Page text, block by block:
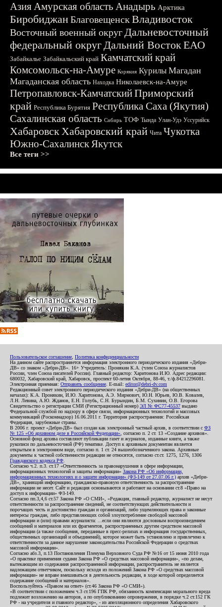
АзияАмурская область Анадырь Арктика
БиробиджанБлаговещенскВладивосток
Восточный военный округДальневосточный
федеральный округДальний ВостокЕАО
Забайкалье Забайкальский край Камчатский край
Комсомольск-на-Амуре Корякия Курилы Магадан
Магаданская область Находка Николаевск-на-Амуре
Петропавловск-КамчатскийПриморский
край Республика Бурятия Республика Саха (Якутия)
Сахалинская область Сибирь ТОФ Тында Улан-Удэ Уссурийск
ХабаровскХабаровский край Чита Чукотка
Южно-СахалинскЯкутск
Все теги >>
Пользовательское соглашение Политика конфиденциальности
На данном сайте распространяется информация электронного периодического издания «Дебри-
ДВ» со знаком «Дебри-ДВ». 16+ Учредитель: Пронякин К.А. (член Союза журналистов
России, член Союза писателей России). Главный редактор: Харитонова И.Ю. Адрес редакции:
680032, Хабаровский край, Хабаровск, проспект 60-летия Октября, 88-46, т./ф.84212296081.
Электронная приемная: Отправить сообщение . E-mail: editor@debri-dv.com
Редакционный совет электронного периодического издания «Дебри-ДВ» (на общественных
началах): К.А. Пронякин, И.Ю. Харитонова, А.Э. Мирмович, Ю.Н. Юрьев, Ю.В. Ковалев,
Л.Н. Левина, А.Ю. Жданов, Е.Н. Голубь, С.Н. Бурындин, Б.М. Сухинин, О.В. Егорова
Свидетельство о регистрации СМИ (Регистрационный номер) ЭЛ № ФС77-45537 выдано
Федеральной службой по надзору в сфере связи, информационных технологий и массовых
коммуникаций (Роскомнадзор) 16.06.2011 г. Территория распространения: Российская
Федерация, зарубежные страны.
В 2006 г. проект «Дебри-ДВ» был создан как электронный частный архив, в соответствии с ФЗ
№ 125 «Об архивном деле в Российской Федерации» , согласно п. 2 ст. 13 «Создание архивов».
Основной фонд архива составляют публикации газет и журналов, изданные книги, а также
рукописи по дальневосточной (РФ) тематике. Доступ к архивным документам является
открытым в электронном виде, согласно п. 1 ст. 24 вышеобозначенного закона. Архивные
документы к частной собственности редакции не относятся, согласно ст.ст. 1275, 1276, 1306
Гражданского кодекса РФ
Согласно ч.2. п.3. ст.17 «Ответственность за правонарушения в сфере информации,
информационных технологий и защиты информации» Закона РФ «Об информации,
информационных технологиях и о защите информации» (ФЗ-149 от 27.07.06 г.) архив «Дебри-
ДВ», хранящий информацию, гражданско-правовую ответственность за распространение
информации не несет. Сайт и редакция основываются и работают на основании ст.8 «Право на
доступ к информации» ФЗ-149.
Согласно пп.3,4,6 ст.57 Закона РФ «О СМИ», «Редакция, главный редактор, журналист не несут
ответственности за распространение сведений, не соответствующих действительности и
порочащих честь и достоинство граждан и организаций, либо ущемляющих права и законные
интересы граждан, либо представляющих собой злоупотребление свободой массовой
информации и (или) правами журналиста: ...если они являются дословным воспроизведением
сообщений и материалов или их фрагментов, распространенных другим средством массовой
информации (а также сообщения, переданные в пресс-релизах и информация государственных,
общественных организаций и объединений), которое может быть установлено и привлечено к
ответственности за данное нарушение законодательства Российской Федерации о средствах
массовой информации».
Согласно абз.3, п.13 Постановления Пленума Верховного Суда РФ №16 от 15 июня 2010 года
«О практике применения судами Закона РФ «О средствах массовой информации», «по делам,
вытекающим из содержания распространенной информации, распространитель не является
надлежащим ответчиком, поскольку исходя из положений Закона РФ «О средствах массовой
информации» не вправе вмешиваться в деятельность редакции, в ходе которой определяется
содержание сообщений и материалов».
Воспользуйтесь «Правом на ответ» (ст.46 Закона РФ «О СМИ»).
«В соответствии с положением ч.3 ст.196 ГПК РФ, обязанность компенсации морального вреда
подлежит возложению на авторов, а по опубликованию опровержения, в порядке ч.2 ст.152 ГК
РФ - на учредителя и главного редактор», - из апелляционного определения Хабаровского